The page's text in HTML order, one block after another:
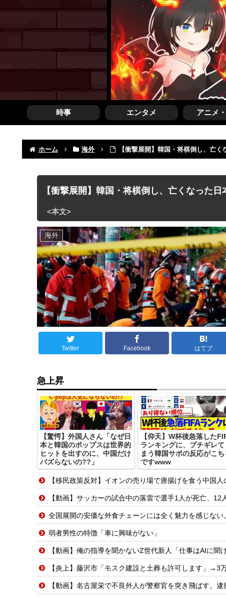
時事 エンタメ アニメ
ホーム 海外 【衝撃展開】韓国・将棋倒し、亡
【衝撃展開】韓国・将棋倒し、亡くなった
海外
Twitter Facebook はてブ
急上昇
【驚愕】外国人さん「なぜ日
本と韓国のポップスは世界的
ヒットを出すのに、中国だけ
バズらないの??」
【仰天】W杯後急落した
ランキングに、ブチギレて
まう韓国サポの反応がこち
ですwww
【移民政策反対】イオンの売り場で唐揚げを食う中国人
【動画】サッカーの試合中の落雷で選手1人が死亡、12
全国展開の安価な外食チェーンには全く魅力を感じな
弱者男性の特徴「車に興味がない」
【動画】俺の指導を聞かないZ世代新人「仕事はAIに聞
【炎上】藤沢市「モスク建設と土葬も許可します」→3
【動画】名古屋栄で不良外人が警察官を突き飛ばす。逮